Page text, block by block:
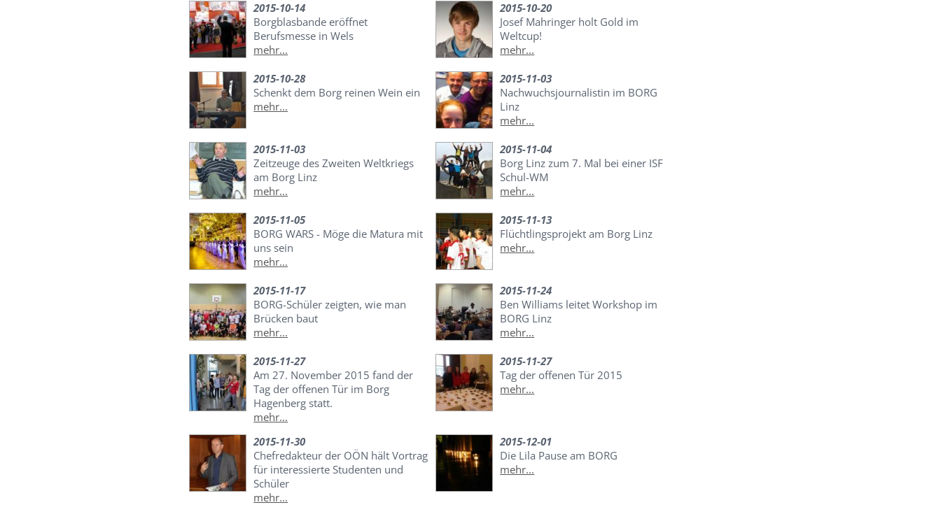
2015-10-14
Borgblasbande eröffnet
Berufsmesse in Wels
mehr...
2015-10-20
Josef Mahringer holt Gold im
Weltcup!
mehr...
2015-10-28
Schenkt dem Borg reinen Wein ein
mehr...
2015-11-03
Nachwuchsjournalistin im BORG
Linz
mehr...
2015-11-03
Zeitzeuge des Zweiten Weltkriegs
am Borg Linz
mehr...
2015-11-04
Borg Linz zum 7. Mal bei einer ISF
Schul-WM
mehr...
2015-11-05
BORG WARS - Möge die Matura mit
uns sein
mehr...
2015-11-13
Flüchtlingsprojekt am Borg Linz
mehr...
2015-11-17
BORG-Schüler zeigten, wie man
Brücken baut
mehr...
2015-11-24
Ben Williams leitet Workshop im
BORG Linz
mehr...
2015-11-27
Am 27. November 2015 fand der
Tag der offenen Tür im Borg
Hagenberg statt.
mehr...
2015-11-27
Tag der offenen Tür 2015
mehr...
2015-11-30
Chefredakteur der OÖN hält Vortrag
für interessierte Studenten und
Schüler
mehr...
2015-12-01
Die Lila Pause am BORG
mehr...